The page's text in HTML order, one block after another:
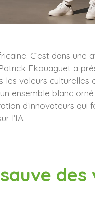
C’est dans une
Ekouaguet a
les valeurs culturelles
ensemble blanc
d’innovateurs qui
l’IA.
des